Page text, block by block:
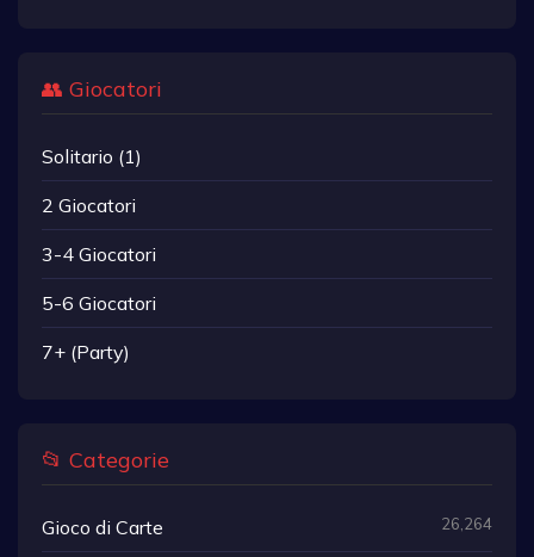
👥 Giocatori
Solitario (1)
2 Giocatori
3-4 Giocatori
5-6 Giocatori
7+ (Party)
📂 Categorie
Gioco di Carte 26,264